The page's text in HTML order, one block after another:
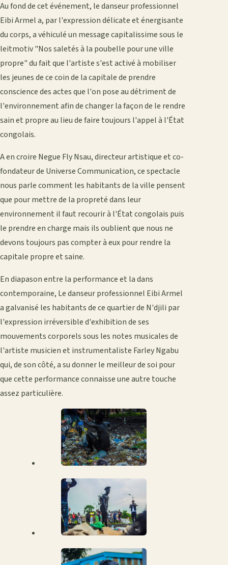
Au fond de cet événement, le danseur professionnel
Eibi Armel a, par l'expression délicate et énergisante
du corps, a véhiculé un message capitalissime sous le
leitmotiv "Nos saletés à la poubelle pour une ville
propre" du fait que l'artiste s'est activé à mobiliser
les jeunes de ce coin de la capitale de prendre
conscience des actes que l'on pose au détriment de
l'environnement afin de changer la façon de le rendre
sain et propre au lieu de faire toujours l'appel à l'État
congolais.
A en croire Negue Fly Nsau, directeur artistique et co-
fondateur de Universe Communication, ce spectacle
nous parle comment les habitants de la ville pensent
que pour mettre de la propreté dans leur
environnement il faut recourir à l'État congolais puis
le prendre en charge mais ils oublient que nous ne
devons toujours pas compter à eux pour rendre la
capitale propre et saine.
En diapason entre la performance et la dans
contemporaine, Le danseur professionnel Eibi Armel
a galvanisé les habitants de ce quartier de N'djili par
l'expression irréversible d'exhibition de ses
mouvements corporels sous les notes musicales de
l'artiste musicien et instrumentaliste Farley Ngabu
qui, de son côté, a su donner le meilleur de soi pour
que cette performance connaisse une autre touche
assez particulière.